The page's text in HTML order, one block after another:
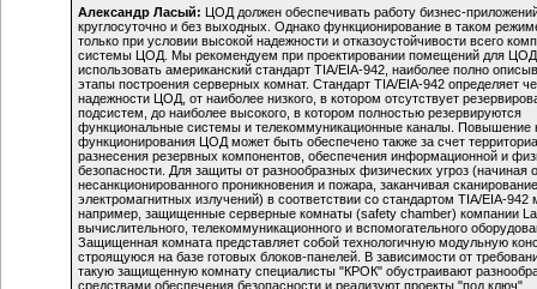
Александр Ласый: ЦОД должен обеспечивать работу бизнес-
круглосуточно и без выходных. Однако функционирование в таком
только при условии высокой надежности и отказоустойчивости всего
системы ЦОД. Мы рекомендуем при проектировании помещений для ЦОД
использовать американский стандарт TIA/EIA-942, наиболее полно
этапы построения серверных комнат. Стандарт TIA/EIA-942 определяет
надежности ЦОД, от наиболее низкого, в котором отсутствует
подсистем, до наиболее высокого, в котором полностью резервируются
функциональные системы и телекоммуникационные каналы. Повышение
функционирования ЦОД может быть обеспечено также за счет
разнесения резервных компонентов, обеспечения информационной и
безопасности. Для защиты от разнообразных физических угроз (начиная
несанкционированного проникновения и пожара, заканчивая
электромагнитных излучений) в соответствии со стандартом TIA/EIA-942
например, защищенные серверные комнаты (safety chamber) компании
вычислительного, телекоммуникационного и вспомогательного
Защищенная комната представляет собой технологичную модульную
строящуюся на базе готовых блоков-панелей . В зависимости от
такую защищенную комнату специалисты "КРОК" обустраивают
средствами обеспечения безопасности и реализуют проекты "под ключ".